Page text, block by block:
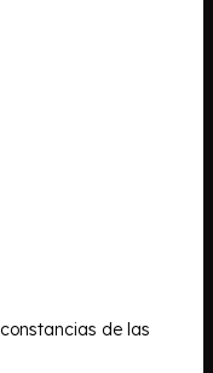
de las